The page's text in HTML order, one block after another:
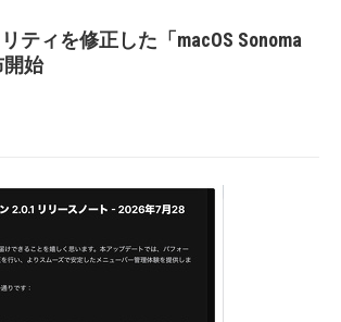
ティを修正した「macOS Sonoma
開始